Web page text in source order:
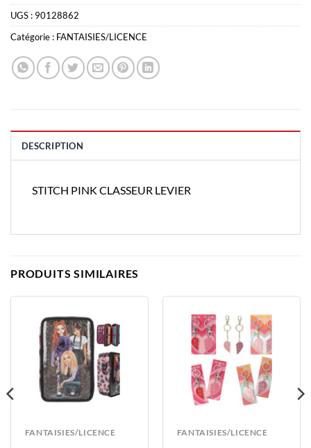
UGS : 90128862
Catégorie : FANTAISIES/LICENCE
DESCRIPTION
STITCH PINK CLASSEUR LEVIER
PRODUITS SIMILAIRES
FANTAISIES/LICENCE FANTAISIES/LICENCE